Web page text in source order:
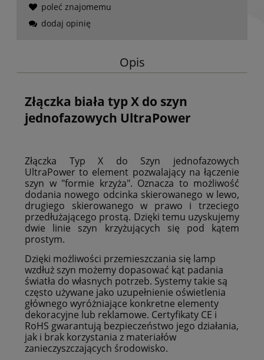
poleć znajomemu
dodaj opinię
Opis
Złączka biała typ X do szyn
jednofazowych UltraPower
Złączka Typ X do Szyn jednofazowych
UltraPower to element pozwalający na łączenie
szyn w "formie krzyża". Oznacza to możliwość
dodania nowego odcinka skierowanego w lewo,
drugiego skierowanego w prawo i trzeciego
przedłużającego prostą. Dzięki temu uzyskujemy
dwie linie szyn krzyżujących się pod kątem
prostym.
Dzięki możliwości przemieszczania się lamp
wzdłuż szyn możemy dopasować kąt padania
światła do własnych potrzeb. Systemy takie są
często używane jako uzupełnienie oświetlenia
głównego wyróżniające konkretne elementy
dekoracyjne lub reklamowe. Certyfikaty CE i
RoHS gwarantują bezpieczeństwo jego działania,
jak i brak korzystania z materiałów
zanieczyszczających środowisko.